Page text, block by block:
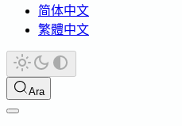
简体中文
繁體中文
Ara